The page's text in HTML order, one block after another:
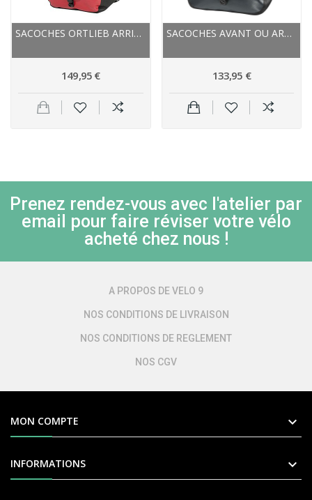
SACOCHES ORTLIEB ARRIÈRES OU AVANT LATÉRALES...
149,95 €
SACOCHES AVANT OU ARRIÈRES LATÉRALES - ORTLIEB...
133,95 €
Prenez rendez-vous avec l'atelier par
email pour faire réviser votre vélo
acheté chez nous !
A PROPOS DE VELO 9
NOS CONDITIONS DE LIVRAISON
NOS CONDITIONS DE REGLEMENT
NOS CGV
MON COMPTE 
INFORMATIONS 